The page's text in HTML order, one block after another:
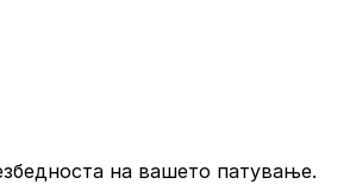
на вашето патување.